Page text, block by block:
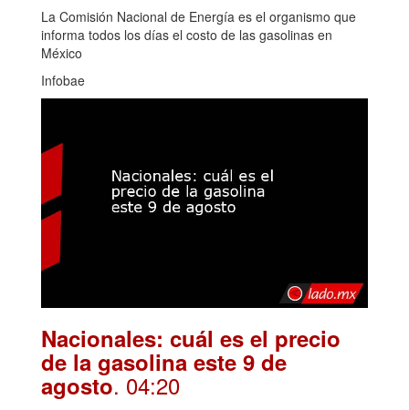
La Comisión Nacional de Energía es el organismo que
informa todos los días el costo de las gasolinas en
México
Infobae
Nacionales: cuál es el precio
de la gasolina este 9 de
agosto. 04:20